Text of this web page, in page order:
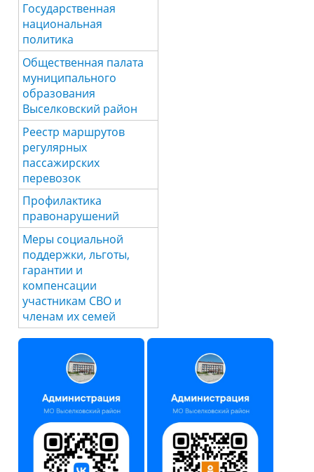
Государственная
национальная
политика
Общественная палата
муниципального
образования
Выселковский район
Реестр маршрутов
регулярных
пассажирских
перевозок
Профилактика
правонарушений
Меры социальной
поддержки, льготы,
гарантии и
компенсации
участникам СВО и
членам их семей